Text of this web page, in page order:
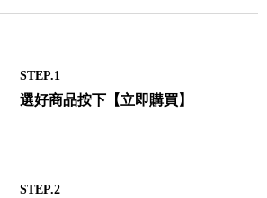
STEP.1
選好商品按下【立即購買】
STEP.2